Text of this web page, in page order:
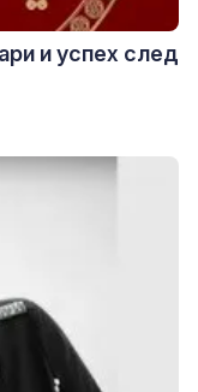
и успех след